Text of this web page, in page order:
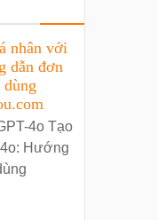
nhân với
dẫn đơn
4o Tạo
Hướng